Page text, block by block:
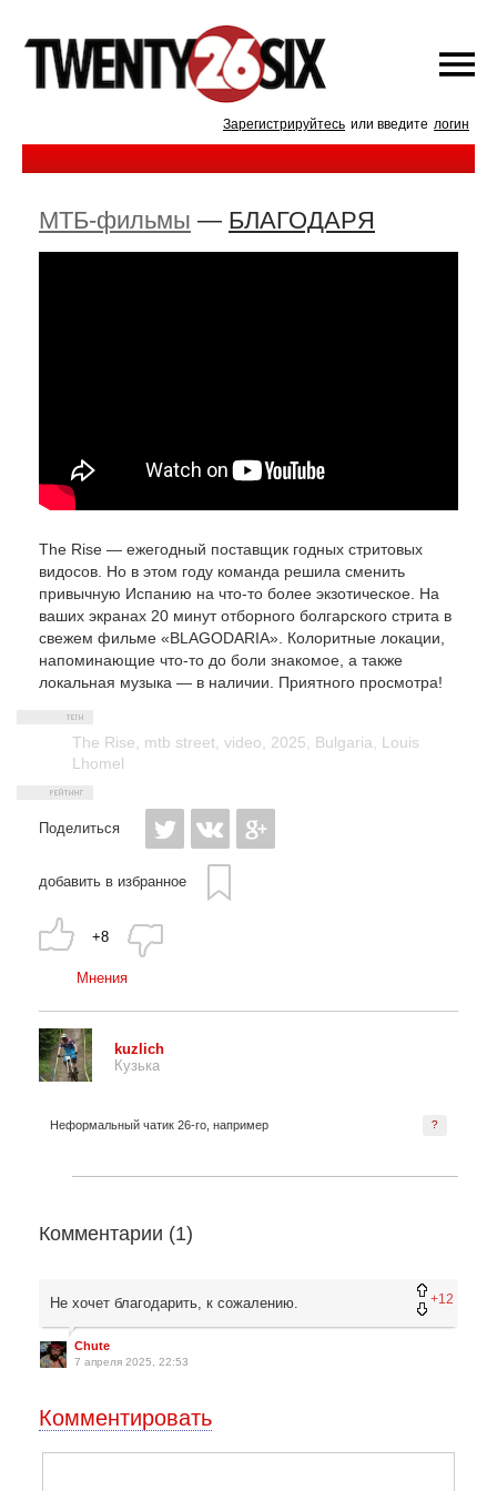
Зарегистрируйтесь или введите логин
МТБ-фильмы — БЛАГОДАРЯ
The Rise — ежегодный поставщик годных стритовых
видосов. Но в этом году команда решила сменить
привычную Испанию на что-то более экзотическое. На
ваших экранах 20 минут отборного болгарского стрита в
свежем фильме «BLAGODARIA». Колоритные локации,
напоминающие что-то до боли знакомое, а также
локальная музыка — в наличии. Приятного просмотра!
The Rise mtb street video 2025 Bulgaria
Louis
Lhomel
Поделиться
добавить в избранное
+8
Мнения
kuzlich
Кузька
?
Неформальный чатик 26-го, например
Комментарии (1)
+12
Не хочет благодарить, к сожалению.
Chute
7 апреля 2025, 22:53
Комментировать